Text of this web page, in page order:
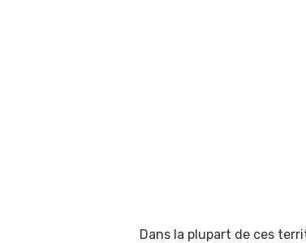
Dans la plupart de ces